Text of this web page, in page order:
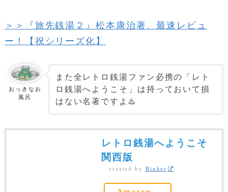
＞＞『旅先銭湯２』松本康治著、最速レビュ
ー！【祝シリーズ化】
おっきなお
風呂
また全レトロ銭湯ファン必携の「レト
ロ銭湯へようこそ」は持っておいて損
はない名著ですよ♨️
レトロ銭湯へようこそ
関西版
created by Rinker